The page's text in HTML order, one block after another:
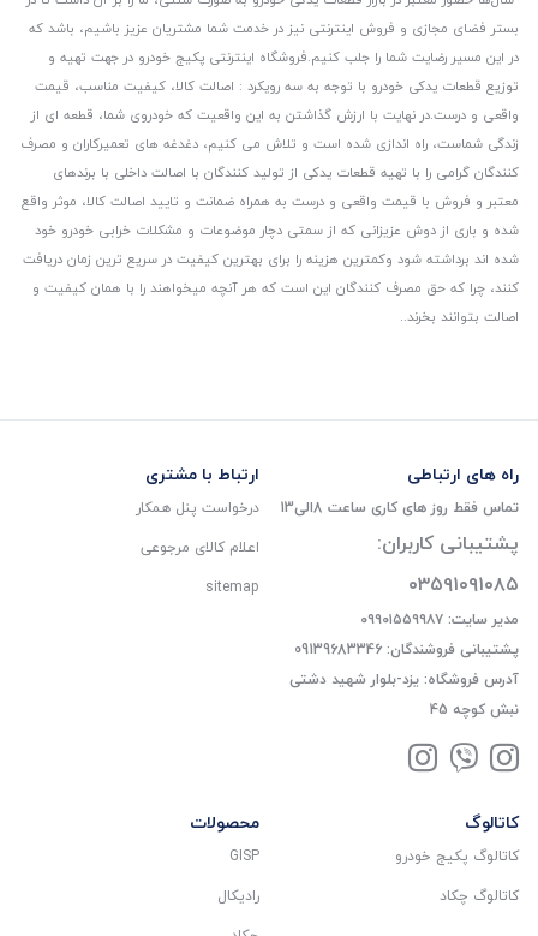
بستر فضای مجازی و فروش اینترنتی نیز در خدمت شما مشتریان عزیز باشیم، باشد که
در این مسیر رضایت شما را جلب کنیم.فروشگاه اینترنتی پکیج خودرو در جهت تهیه و
توزیع قطعات یدکی خودرو با توجه به سه رویکرد : اصالت کالا، کیفیت مناسب، قیمت
واقعی و درست.در نهایت با ارزش گذاشتن به این واقعیت که خودروی شما، قطعه ای از
زندگی شماست، راه اندازی شده است و تلاش می کنیم، دغدغه های تعمیرکاران و مصرف
کنندگان گرامی را با تهیه قطعات یدکی از تولید کنندگان با اصالت داخلی با برندهای
معتبر و فروش با قیمت واقعی و درست به همراه ضمانت و تایید اصالت کالا، موثر واقع
شده و باری از دوش عزیزانی که از سمتی دچار موضوعات و مشکلات خرابی خودرو خود
شده اند برداشته شود و‌کمترین هزینه را برای بهترین کیفیت در سریع ترین زمان دریافت
کنند، چرا که حق مصرف کنندگان این است که هر آنچه میخواهند را با همان کیفیت و
اصالت بتوانند بخرند..
راه های ارتباطی
تماس فقط روز های کاری ساعت 8الی13
پشتیبانی کاربران:
۰۳۵۹۱۰۹۱۰۸۵
مدیر سایت: ۰۹۹۰۱۵۵۹۹۸۷
پشتیبانی فروشندگان: 09139683346
آدرس فروشگاه: یزد-بلوار شهید دشتی
نبش کوچه 45
ارتباط با مشتری
درخواست پنل همکار
اعلام کالای مرجوعی
sitemap
کاتالوگ
کاتالوگ پکیج خودرو
کاتالوگ چکاد
محصولات
GISP
رادیکال